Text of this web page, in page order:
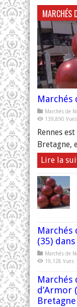
MARCHÉS
Marchés
Marchés de
139,890 Vues
Rennes
Bretagne,
Lire la
Marchés
(35)
Marchés de
19,128 Vues
Marchés
d’Armor
Bretagne